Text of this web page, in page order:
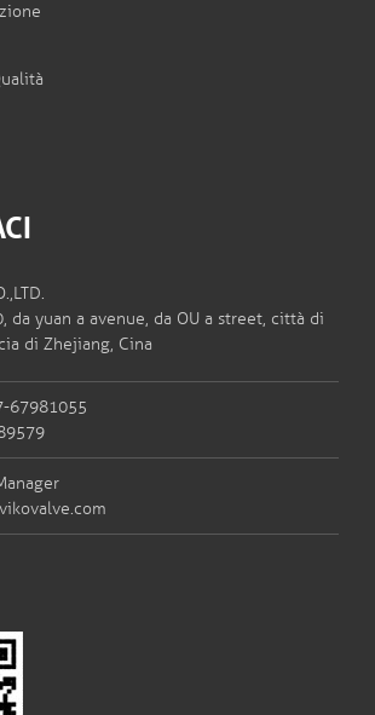
da yuan a avenue, da OU a street, città di
di Zhejiang, Cina
67981055